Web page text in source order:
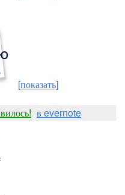
[показать]
в evernote